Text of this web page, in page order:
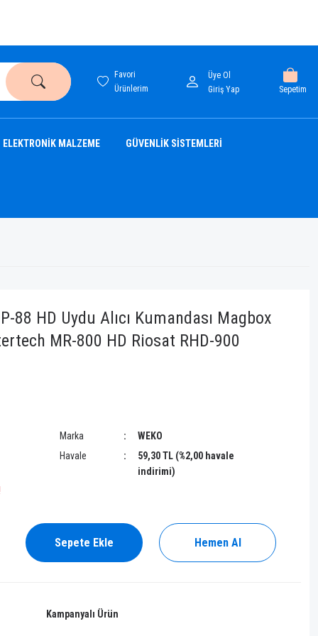
Favori
Ürünlerim
Giriş Yap
Üye Ol
Sepetim
ELEKTRONİK MALZEME GÜVENLİK SİSTEMLERİ
88 HD Uydu Alıcı Kumandası Magbox
MR-800 HD Riosat RHD-900
Marka
WEKO
Havale
59,30 TL (%2,00 havale
indirimi)
Sepete Ekle Hemen Al
Kampanyalı Ürün